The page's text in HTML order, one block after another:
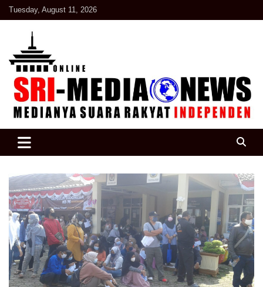
Skip
to
Tuesday, August 11, 2026
SRI Media news